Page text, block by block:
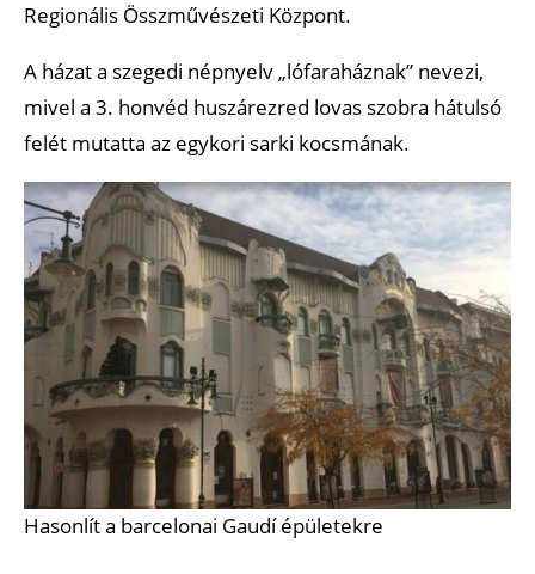
Regionális Összművészeti Központ.
A házat a szegedi népnyelv „lófaraháznak” nevezi,
mivel a 3. honvéd huszárezred lovas szobra hátulsó
felét mutatta az egykori sarki kocsmának.
Hasonlít a barcelonai Gaudí épületekre